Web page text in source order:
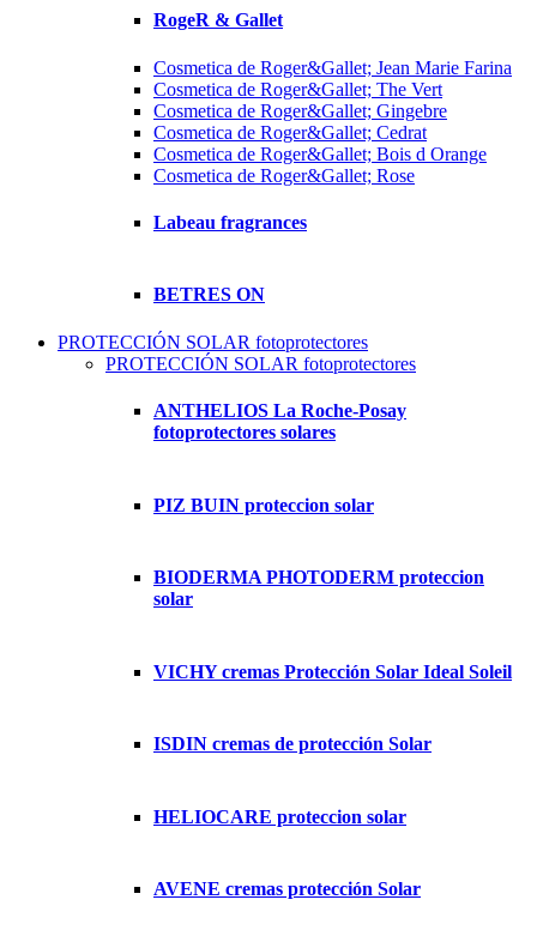
RogeR & Gallet
Cosmetica de Roger&Gallet; Jean Marie Farina
Cosmetica de Roger&Gallet; The Vert
Cosmetica de Roger&Gallet; Gingebre
Cosmetica de Roger&Gallet; Cedrat
Cosmetica de Roger&Gallet; Bois d Orange
Cosmetica de Roger&Gallet; Rose
Labeau fragrances
BETRES ON
PROTECCIÓN SOLAR fotoprotectores
PROTECCIÓN SOLAR fotoprotectores
ANTHELIOS La Roche-Posay
fotoprotectores solares
PIZ BUIN proteccion solar
BIODERMA PHOTODERM proteccion
solar
VICHY cremas Protección Solar Ideal Soleil
ISDIN cremas de protección Solar
HELIOCARE proteccion solar
AVENE cremas protección Solar